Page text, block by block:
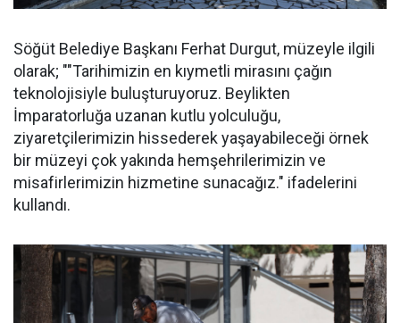
Söğüt Belediye Başkanı Ferhat Durgut, müzeyle ilgili
olarak; ""Tarihimizin en kıymetli mirasını çağın
teknolojisiyle buluşturuyoruz. Beylikten
İmparatorluğa uzanan kutlu yolculuğu,
ziyaretçilerimizin hissederek yaşayabileceği örnek
bir müzeyi çok yakında hemşehrilerimizin ve
misafirlerimizin hizmetine sunacağız." ifadelerini
kullandı.